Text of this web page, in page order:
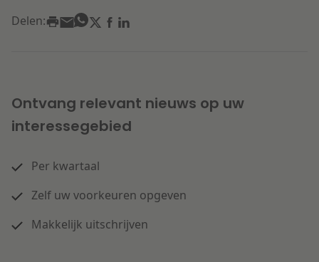
Delen:
Ontvang relevant nieuws op uw
interessegebied
Per kwartaal
Zelf uw voorkeuren opgeven
Makkelijk uitschrijven